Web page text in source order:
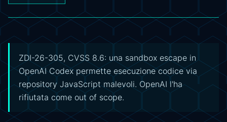
ZDI-26-305, CVSS 8.6: una sandbox escape in
OpenAI Codex permette esecuzione codice via
repository JavaScript malevoli. OpenAI l'ha
rifiutata come out of scope.